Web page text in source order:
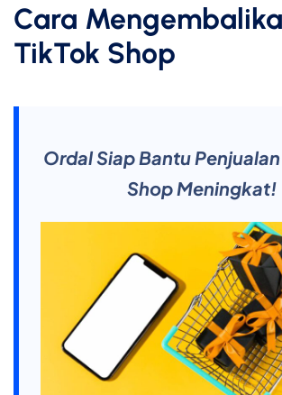
Cara
TikTok Shop
Ordal Siap Bantu
Shop Meningkat!